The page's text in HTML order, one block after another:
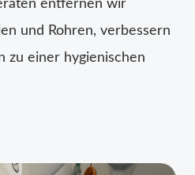
entfernen wir
und Rohren, verbessern
zu einer hygienischen